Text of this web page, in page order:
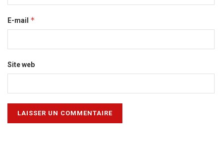
E-mail *
Site web